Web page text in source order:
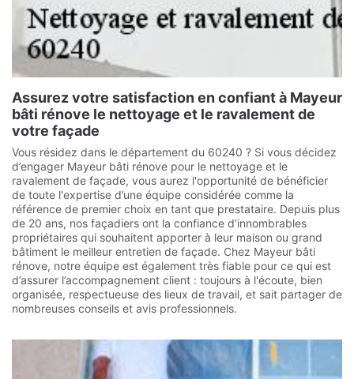
Assurez votre satisfaction en confiant à Mayeur
bâti rénove le nettoyage et le ravalement de
votre façade
Vous résidez dans le département du 60240 ? Si vous décidez
d’engager Mayeur bâti rénove pour le nettoyage et le
ravalement de façade, vous aurez l'opportunité de bénéficier
de toute l'expertise d’une équipe considérée comme la
référence de premier choix en tant que prestataire. Depuis plus
de 20 ans, nos façadiers ont la confiance d’innombrables
propriétaires qui souhaitent apporter à leur maison ou grand
bâtiment le meilleur entretien de façade. Chez Mayeur bâti
rénove, notre équipe est également très fiable pour ce qui est
d’assurer l’accompagnement client : toujours à l'écoute, bien
organisée, respectueuse des lieux de travail, et sait partager de
nombreuses conseils et avis professionnels.